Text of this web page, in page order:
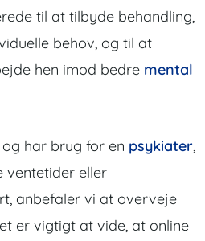
til at tilbyde behandling,
behov, og til at
hen imod bedre mental
har brug for en psykiater,
ventetider eller
anbefaler vi at overveje
er vigtigt at vide, at online